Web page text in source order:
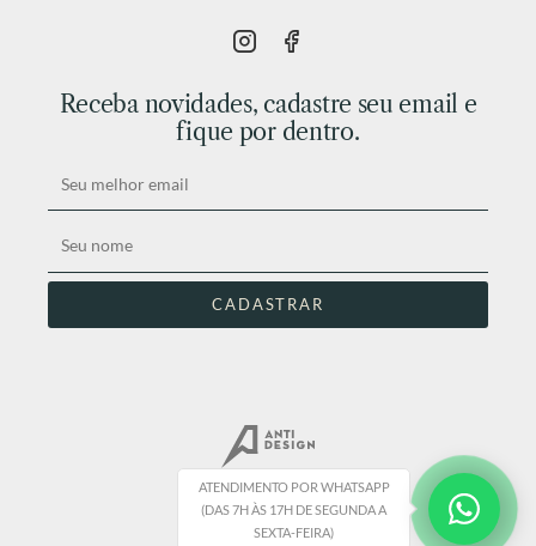
ATENDIMENTO POR WHATSAPP
(DAS 7H ÀS 17H DE SEGUNDA A
SEXTA-FEIRA)
Receba novidades, cadastre seu email e
fique por dentro.